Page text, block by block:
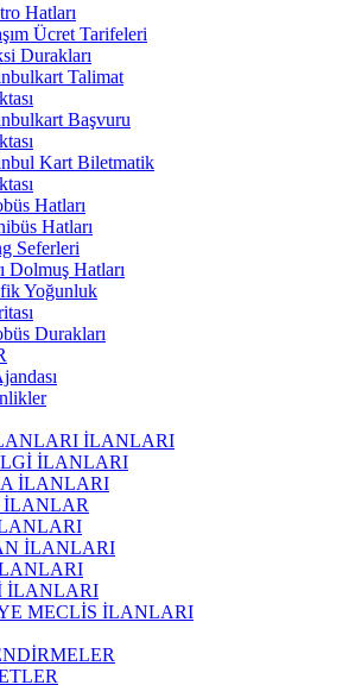
Hatları
Ücret Tarifeleri
Durakları
Talimat
Başvuru
Kart Biletmatik
Hatları
Hatları
Seferleri
Dolmuş Hatları
Yoğunluk
Durakları
İLANLARI
İLANLARI
İLANLARI
İLANLAR
İLANLARI
İLANLARI
MECLİS İLANLARI